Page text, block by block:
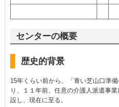
センターの概要
歴史的背景
15年くらい前から、「青い芝山口準
り、１１年前、任意の介護人派遣事
設し、現在に至る。